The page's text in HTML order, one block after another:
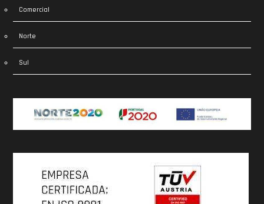
Comercial
Norte
Sul